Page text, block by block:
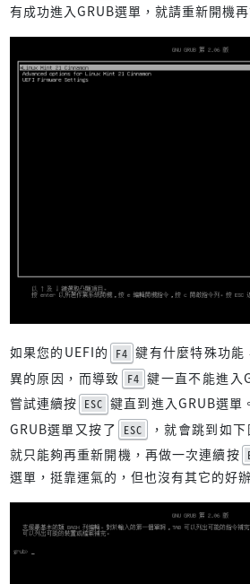
有成功進入GRUB選單，就請重新開機再
如果您的UEFI的 F4 鍵有什麼特殊功能
異的原因，而導致
F4 鍵一直不能進入
嘗試連續按 ESC 鍵直到進入GRUB選單
GRUB選單又按了
ESC
，就會跳到如
就只能夠再重新開機，再做一次連續按
選單，挺靠運氣的，但也沒有其它的好